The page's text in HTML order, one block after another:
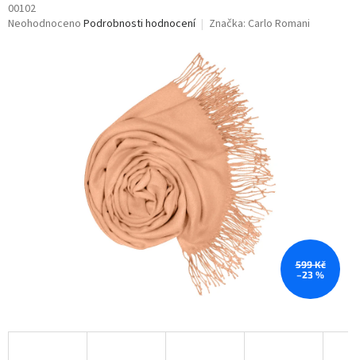
00102
Průměrné
Neohodnoceno Podrobnosti hodnocení Značka: Carlo Romani
599 Kč
–23 %